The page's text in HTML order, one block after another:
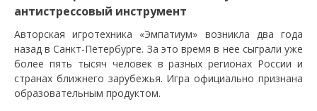
антистрессовый инструмент
Авторская игротехника «Эмпатиум» возникла два года
назад в Санкт-Петербурге. За это время в нее сыграли уже
более пять тысяч человек в разных регионах России и
странах ближнего зарубежья. Игра официально признана
образовательным продуктом.